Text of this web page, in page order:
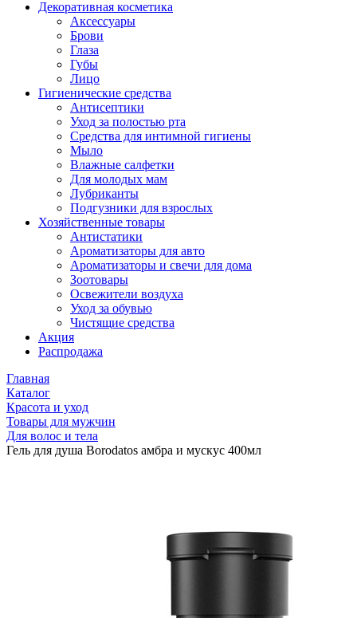
Декоративная косметика
Аксессуары
Брови
Глаза
Губы
Лицо
Гигиенические средства
Антисептики
Уход за полостью рта
Средства для интимной гигиены
Мыло
Влажные салфетки
Для молодых мам
Лубриканты
Подгузники для взрослых
Хозяйственные товары
Антистатики
Ароматизаторы для авто
Ароматизаторы и свечи для дома
Зоотовары
Освежители воздуха
Уход за обувью
Чистящие средства
Акция
Распродажа
Главная
Каталог
Красота и уход
Товары для мужчин
Для волос и тела
Гель для душа Borodatos амбра и мускус 400мл